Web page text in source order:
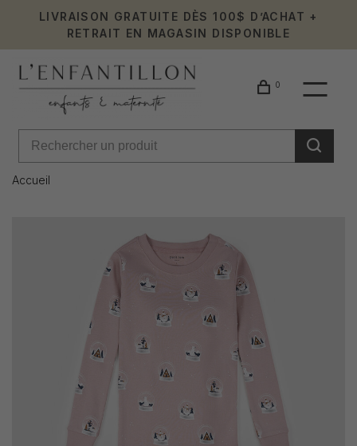
LIVRAISON GRATUITE DÈS 100$ D’ACHAT +
RETRAIT EN MAGASIN DISPONIBLE
0
Accueil